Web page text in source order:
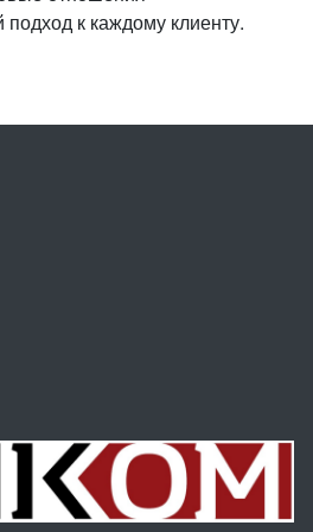
к каждому клиенту.